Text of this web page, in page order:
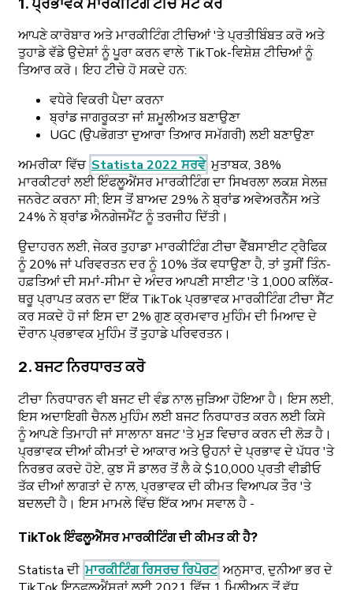
ਆਪਣੇ ਕਾਰੋਬਾਰ ਅਤੇ ਮਾਰਕੀਟਿੰਗ ਟੀਚਿਆਂ 'ਤੇ ਪ੍ਰਤੀਬਿੰਬਤ ਕਰੋ ਅਤੇ
ਤੁਹਾਡੇ ਵੱਡੇ ਉਦੇਸ਼ਾਂ ਨੂੰ ਪੂਰਾ ਕਰਨ ਵਾਲੇ TikTok-ਵਿਸ਼ੇਸ਼ ਟੀਚਿਆਂ ਨੂੰ
ਤਿਆਰ ਕਰੋ। ਇਹ ਟੀਚੇ ਹੋ ਸਕਦੇ ਹਨ:
ਵਧੇਰੇ ਵਿਕਰੀ ਪੈਦਾ ਕਰਨਾ
ਬ੍ਰਾਂਡ ਜਾਗਰੂਕਤਾ ਜਾਂ ਸ਼ਮੂਲੀਅਤ ਬਣਾਉਣਾ
UGC (ਉਪਭੋਗਤਾ ਦੁਆਰਾ ਤਿਆਰ ਸਮੱਗਰੀ) ਲਈ ਬਣਾਉਣਾ
ਅਮਰੀਕਾ ਵਿੱਚ Statista 2022 ਸਰਵੇ ਮੁਤਾਬਕ, 38%
ਮਾਰਕੀਟਰਾਂ ਲਈ ਇੰਫਲੂਐਂਸਰ ਮਾਰਕੀਟਿੰਗ ਦਾ ਸਿਖਰਲਾ ਲਕਸ਼ ਸੇਲਜ਼
ਜਨਰੇਟ ਕਰਨਾ ਸੀ; ਇਸ ਤੋਂ ਬਾਅਦ 29% ਨੇ ਬ੍ਰਾਂਡ ਅਵੇਅਰਨੈੱਸ ਅਤੇ
24% ਨੇ ਬ੍ਰਾਂਡ ਐਨਗੇਜਮੈਂਟ ਨੂੰ ਤਰਜੀਹ ਦਿੱਤੀ।
ਉਦਾਹਰਨ ਲਈ, ਜੇਕਰ ਤੁਹਾਡਾ ਮਾਰਕੀਟਿੰਗ ਟੀਚਾ ਵੈੱਬਸਾਈਟ ਟ੍ਰੈਫਿਕ
ਨੂੰ 20% ਜਾਂ ਪਰਿਵਰਤਨ ਦਰ ਨੂੰ 10% ਤੱਕ ਵਧਾਉਣਾ ਹੈ, ਤਾਂ ਤੁਸੀਂ ਤਿੰਨ-
ਹਫ਼ਤਿਆਂ ਦੀ ਸਮਾਂ-ਸੀਮਾ ਦੇ ਅੰਦਰ ਆਪਣੀ ਸਾਈਟ 'ਤੇ 1,000 ਕਲਿੱਕ-
ਥਰੂ ਪ੍ਰਾਪਤ ਕਰਨ ਦਾ ਇੱਕ TikTok ਪ੍ਰਭਾਵਕ ਮਾਰਕੀਟਿੰਗ ਟੀਚਾ ਸੈੱਟ
ਕਰ ਸਕਦੇ ਹੋ ਜਾਂ ਇਸ ਦਾ 2% ਗੁਣ ਕ੍ਰਮਵਾਰ ਮੁਹਿੰਮ ਦੀ ਮਿਆਦ ਦੇ
ਦੌਰਾਨ ਪ੍ਰਭਾਵਕ ਮੁਹਿੰਮ ਤੋਂ ਤੁਹਾਡੇ ਪਰਿਵਰਤਨ।
2. ਬਜਟ ਨਿਰਧਾਰਤ ਕਰੋ
ਟੀਚਾ ਨਿਰਧਾਰਨ ਵੀ ਬਜਟ ਦੀ ਵੰਡ ਨਾਲ ਜੁੜਿਆ ਹੋਇਆ ਹੈ। ਇਸ ਲਈ,
ਇਸ ਅਦਾਇਗੀ ਚੈਨਲ ਮੁਹਿੰਮ ਲਈ ਬਜਟ ਨਿਰਧਾਰਤ ਕਰਨ ਲਈ ਕਿਸੇ
ਨੂੰ ਆਪਣੇ ਤਿਮਾਹੀ ਜਾਂ ਸਾਲਾਨਾ ਬਜਟ 'ਤੇ ਮੁੜ ਵਿਚਾਰ ਕਰਨ ਦੀ ਲੋੜ ਹੈ।
ਪ੍ਰਭਾਵਕ ਦੀਆਂ ਕੀਮਤਾਂ ਦੇ ਆਕਾਰ ਅਤੇ ਉਹਨਾਂ ਦੇ ਪ੍ਰਭਾਵ ਦੇ ਪੱਧਰ 'ਤੇ
ਨਿਰਭਰ ਕਰਦੇ ਹੋਏ, ਕੁਝ ਸੌ ਡਾਲਰ ਤੋਂ ਲੈ ਕੇ $10,000 ਪ੍ਰਤੀ ਵੀਡੀਓ
ਤੱਕ ਦੀਆਂ ਲਾਗਤਾਂ ਦੇ ਨਾਲ, ਪ੍ਰਭਾਵਕ ਦੀ ਕੀਮਤ ਵਿਆਪਕ ਤੌਰ 'ਤੇ
ਬਦਲਦੀ ਹੈ। ਇਸ ਮਾਮਲੇ ਵਿੱਚ ਇੱਕ ਆਮ ਸਵਾਲ ਹੈ -
TikTok ਇੰਫਲੂਐਂਸਰ ਮਾਰਕੀਟਿੰਗ ਦੀ ਕੀਮਤ ਕੀ ਹੈ?
Statista ਦੀ ਮਾਰਕੀਟਿੰਗ ਰਿਸਰਚ ਰਿਪੋਰਟ ਅਨੁਸਾਰ, ਦੁਨੀਆ ਭਰ ਦੇ